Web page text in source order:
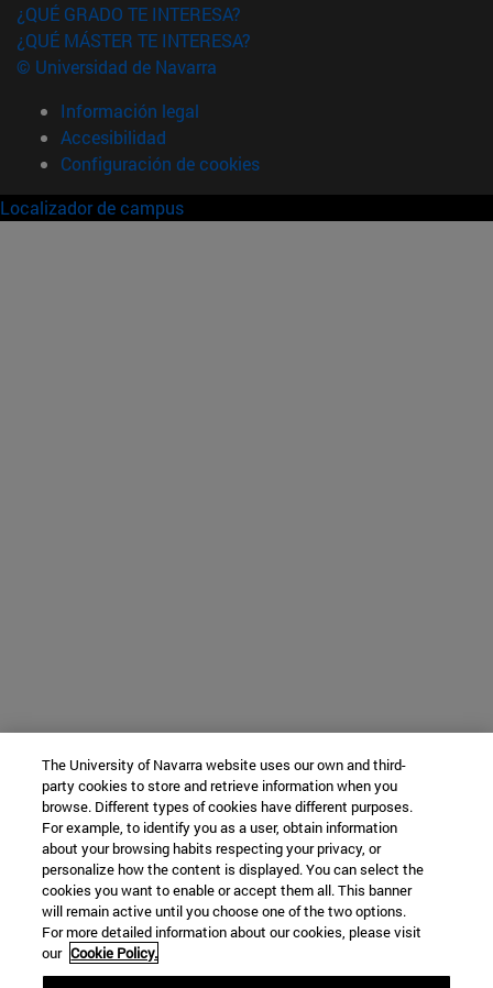
¿QUÉ GRADO TE INTERESA?
¿QUÉ MÁSTER TE INTERESA?
© Universidad de Navarra
Información legal
Accesibilidad
Configuración de cookies
Localizador de campus
The University of Navarra website uses our own and third-
party cookies to store and retrieve information when you
browse. Different types of cookies have different purposes.
For example, to identify you as a user, obtain information
about your browsing habits respecting your privacy, or
personalize how the content is displayed. You can select the
cookies you want to enable or accept them all. This banner
will remain active until you choose one of the two options.
For more detailed information about our cookies, please visit
our Cookie Policy.